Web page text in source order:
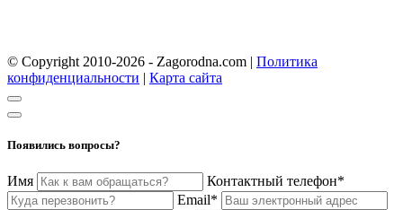
© Copyright 2010-2026 - Zagorodna.com | Политика
конфиденциальности | Карта сайта
Появились вопросы?
Имя
Контактный телефон*
Email*